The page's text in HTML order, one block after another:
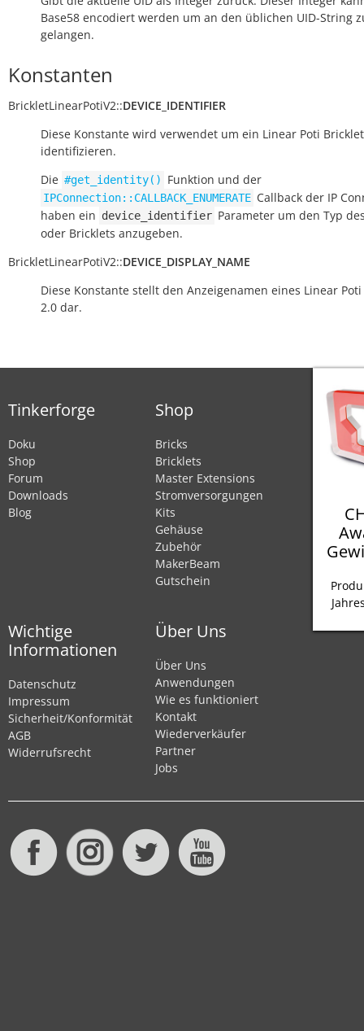
Base58 encodiert werden um an den üblichen UID-String
gelangen.
Konstanten
BrickletLinearPotiV2::DEVICE_IDENTIFIER
Diese Konstante wird verwendet um ein Linear Poti
identifizieren.
Die #get_identity() Funktion und der
IPConnection::CALLBACK_ENUMERATE Callback der IP
haben ein device_identifier Parameter um den Typ
oder Bricklets anzugeben.
BrickletLinearPotiV2::DEVICE_DISPLAY_NAME
Diese Konstante stellt den Anzeigenamen eines Linear
2.0 dar.
Tinkerforge
Doku
Shop
Forum
Downloads
Blog
Shop
Bricks
Bricklets
Master Extensions
Stromversorgungen
Kits
Gehäuse
Zubehör
MakerBeam
Gutschein
Wichtige
Informationen
Datenschutz
Impressum
Sicherheit/Konformität
AGB
Widerrufsrecht
Über Uns
Über Uns
Anwendungen
Wie es funktioniert
Kontakt
Wiederverkäufer
Partner
Jobs